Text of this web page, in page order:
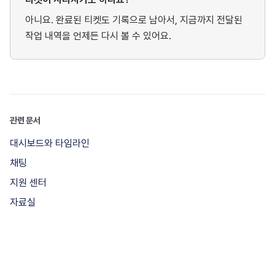
아니요. 완료된 티켓도 기록으로 남아서, 지금까지 전달된
작업 내역을 언제든 다시 볼 수 있어요.
관련 문서
대시보드와 타임라인
채팅
지원 센터
자료실